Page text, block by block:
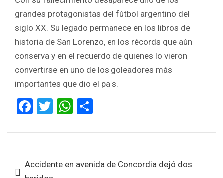
grandes protagonistas del fútbol argentino del
siglo XX. Su legado permanece en los libros de
historia de San Lorenzo, en los récords que aún
conserva y en el recuerdo de quienes lo vieron
convertirse en uno de los goleadores más
importantes que dio el país.
F
ce
o
T
tt
W
at
A
ar
de Accidente en avenida de Concordia dejó dos